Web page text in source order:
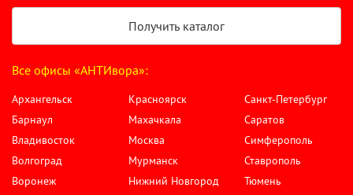
Получить каталог
Все офисы «АНТИвора»:
Архангельск
Барнаул
Владивосток
Волгоград
Воронеж
Красноярск
Махачкала
Москва
Мурманск
Нижний Новгород
Санкт-Петербург
Саратов
Симферополь
Ставрополь
Тюмень